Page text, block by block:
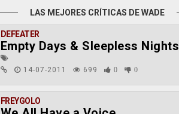
LAS MEJORES CRÍTICAS DE WADE
DEFEATER
Empty Days & Sleepless Nights
14-07-2011 699 0 0
FREYGOLO